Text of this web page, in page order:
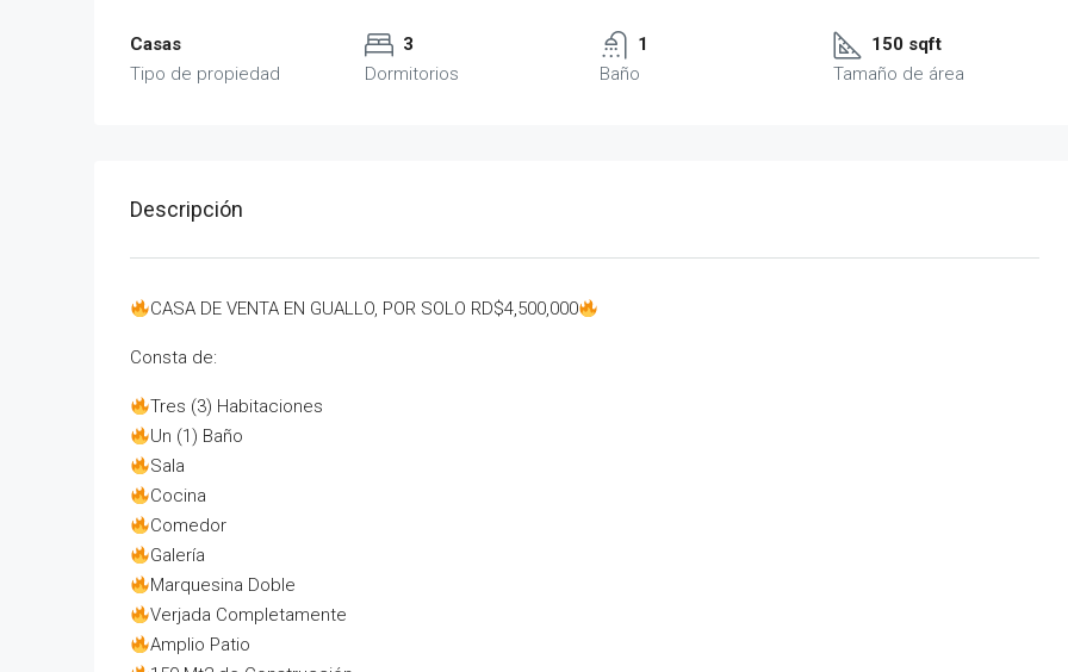
Casas
Tipo de propiedad
3
Dormitorios
1
Baño
150 sqft
Tamaño de área
Descripción
CASA DE VENTA EN GUALLO, POR SOLO RD$4,500,000
Consta de:
Tres (3) Habitaciones
Un (1) Baño
Sala
Cocina
Comedor
Galería
Marquesina Doble
Verjada Completamente
Amplio Patio